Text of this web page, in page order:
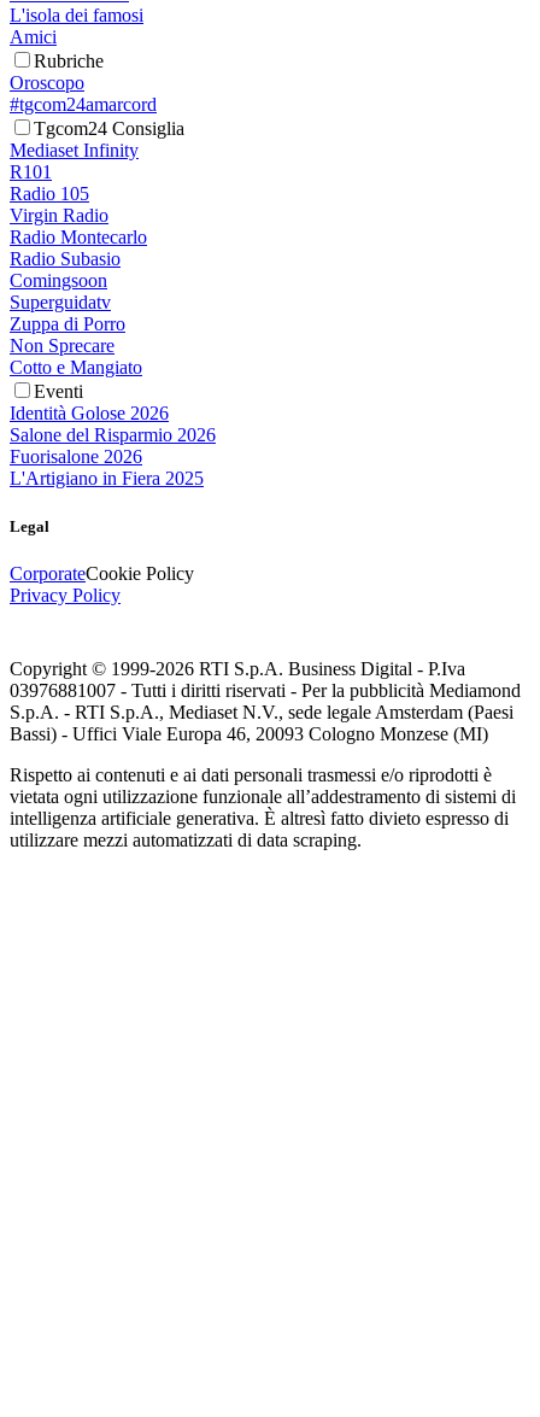
L'isola dei famosi
Amici
Rubriche
Oroscopo
#tgcom24amarcord
Tgcom24 Consiglia
Mediaset Infinity
R101
Radio 105
Virgin Radio
Radio Montecarlo
Radio Subasio
Comingsoon
Superguidatv
Zuppa di Porro
Non Sprecare
Cotto e Mangiato
Eventi
Identità Golose 2026
Salone del Risparmio 2026
Fuorisalone 2026
L'Artigiano in Fiera 2025
Legal
CorporateCookie Policy
Privacy Policy
Copyright © 1999-2026 RTI S.p.A. Business Digital - P.Iva
03976881007 - Tutti i diritti riservati - Per la pubblicità Mediamond
S.p.A. - RTI S.p.A., Mediaset N.V., sede legale Amsterdam (Paesi
Bassi) - Uffici Viale Europa 46, 20093 Cologno Monzese (MI)
Rispetto ai contenuti e ai dati personali trasmessi e/o riprodotti è
vietata ogni utilizzazione funzionale all’addestramento di sistemi di
intelligenza artificiale generativa. È altresì fatto divieto espresso di
utilizzare mezzi automatizzati di data scraping.